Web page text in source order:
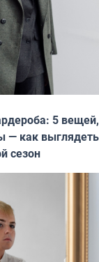
5
— как
сезон